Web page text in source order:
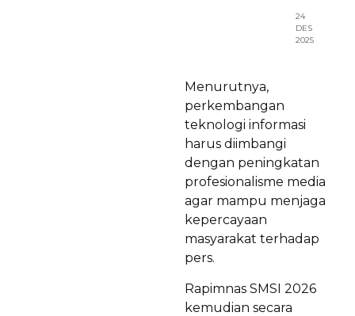
24
DES
2025
Menurutnya,
perkembangan
teknologi informasi
harus diimbangi
dengan peningkatan
profesionalisme media
agar mampu menjaga
kepercayaan
masyarakat terhadap
pers.
Rapimnas SMSI 2026
kemudian secara